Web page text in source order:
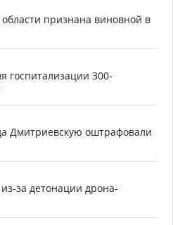
признана виновной в
госпитализации 300-
Дмитриевскую оштрафовали
за детонации дрона-